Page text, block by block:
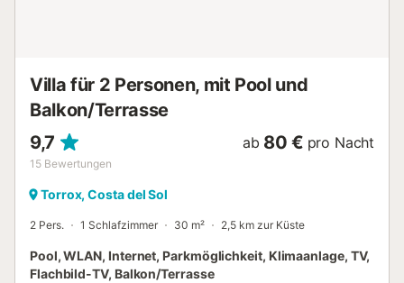
dritte Schlafzimmer hat ein Bett, das sich von 0,80 m auf
1,60 m ausziehen lässt. Ein Badezimmer ist im
andalusischen Stil eingerichtet und verfügt über eine
Villa für 2 Personen, mit Pool und
Balkon/Terrasse
9,7
15 Bewertungen
ab 80 € pro Nacht
Torrox, Costa del Sol
2 Pers. 1 Schlafzimmer 30 m² 2,5 km zur Küste
Pool, WLAN, Internet, Parkmöglichkeit, Klimaanlage, TV,
Flachbild-TV, Balkon/Terrasse